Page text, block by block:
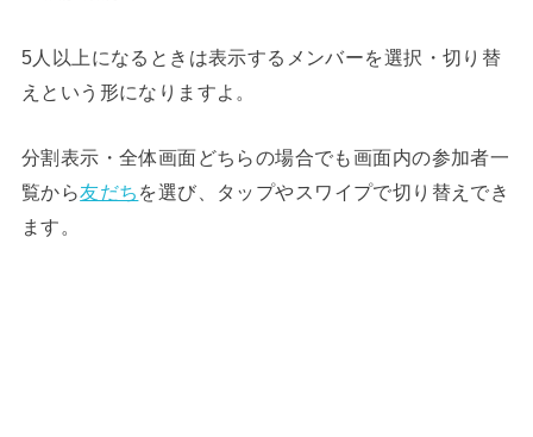
5人以上になるときは表示するメンバーを選択・切り替
えという形になりますよ。
分割表示・全体画面どちらの場合でも画面内の参加者一
覧から友だち を選び、タップやスワイプで切り替えでき
ます。